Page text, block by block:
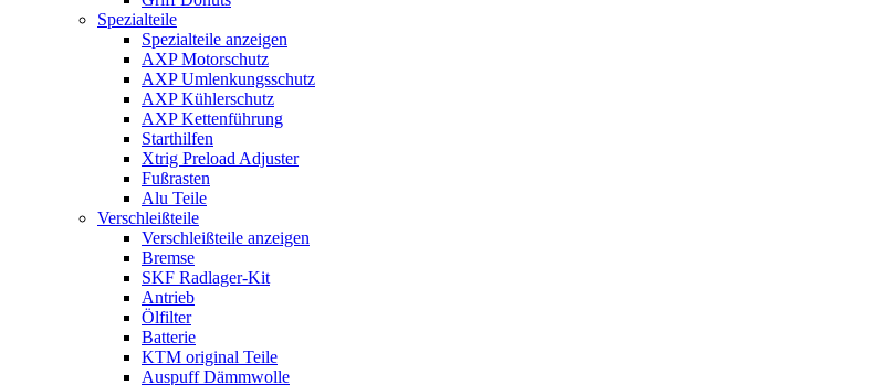
Spezialteile
Spezialteile anzeigen
AXP Motorschutz
AXP Umlenkungsschutz
AXP Kühlerschutz
AXP Kettenführung
Starthilfen
Xtrig Preload Adjuster
Fußrasten
Alu Teile
Verschleißteile
Verschleißteile anzeigen
Bremse
SKF Radlager-Kit
Antrieb
Ölfilter
Batterie
KTM original Teile
Auspuff Dämmwolle